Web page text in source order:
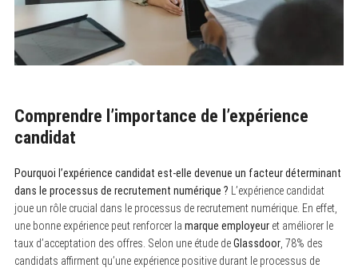
Comprendre l’importance de l’expérience
candidat
Pourquoi l’expérience candidat est-elle devenue un facteur déterminant
dans le processus de recrutement numérique ? L’expérience candidat
joue un rôle crucial dans le processus de recrutement numérique. En effet,
une bonne expérience peut renforcer la marque employeuret améliorer le
taux d’acceptation des offres. Selon une étude deGlassdoor, 78% des
candidats affirment qu’une expérience positive durant le processus de